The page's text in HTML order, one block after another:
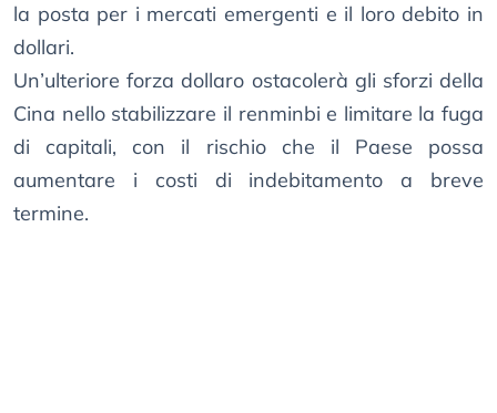
la posta per i mercati emergenti e il loro debito in
dollari.
Un’ulteriore forza dollaro ostacolerà gli sforzi della
Cina nello stabilizzare il renminbi e limitare la fuga
di capitali, con il rischio che il Paese possa
aumentare i costi di indebitamento a breve
termine.